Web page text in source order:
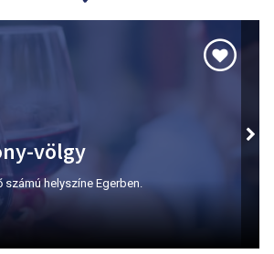
völgy
helyszíne Egerben.